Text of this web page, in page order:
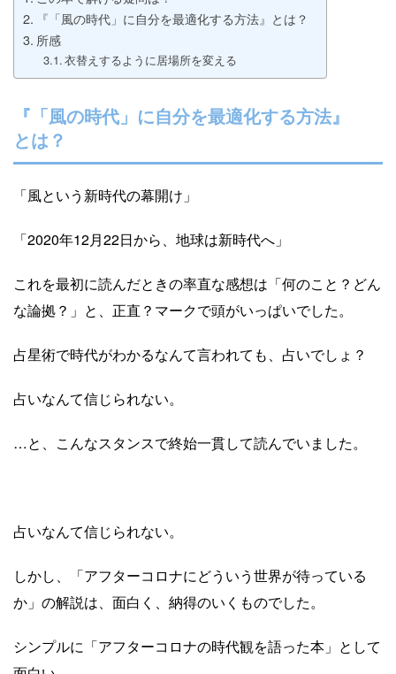
『「風の時代」に自分を最適化する方法』とは？
所感
衣替えするように居場所を変える
『「風の時代」に自分を最適化する方法』
とは？
「風という新時代の幕開け」
「2020年12月22日から、地球は新時代へ」
これを最初に読んだときの率直な感想は「何のこと？どん
な論拠？」と、正直？マークで頭がいっぱいでした。
占星術で時代がわかるなんて言われても、占いでしょ？
占いなんて信じられない。
…と、こんなスタンスで終始一貫して読んでいました。
占いなんて信じられない。
しかし、「アフターコロナにどういう世界が待っている
か」の解説は、面白く、納得のいくものでした。
シンプルに「アフターコロナの時代観を語った本」として